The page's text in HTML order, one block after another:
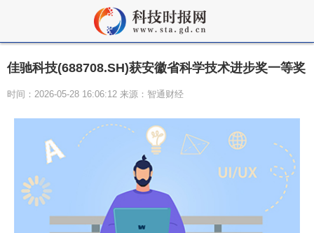
佳驰科技(688708.SH)获安徽省科学技术进步奖一等奖
时间：2026-05-28 16:06:12 来源：智通财经